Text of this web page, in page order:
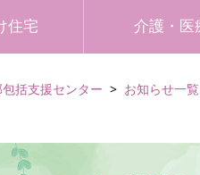
住宅 介護・医
括支援センター お知らせ一覧